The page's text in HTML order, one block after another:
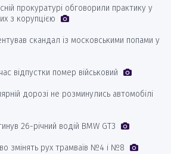
прокуратурі обговорили практику у
з корупцією
скандал із московськими попами у
відпустки помер військовий
дорозі не розминулись автомобілі
26-річний водій BMW GT3
змінять рух трамваїв №4 і №8